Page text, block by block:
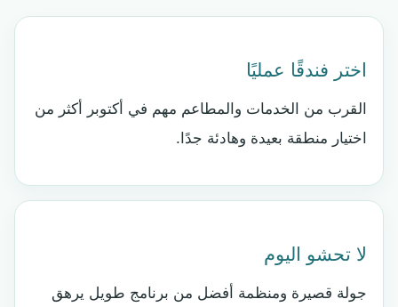
اختر فندقًا عمليًا
القرب من الخدمات والمطاعم مهم في أكتوبر أكثر من
اختيار منطقة بعيدة وهادئة جدًا.
لا تحشو اليوم
جولة قصيرة ومنظمة أفضل من برنامج طويل يرهق